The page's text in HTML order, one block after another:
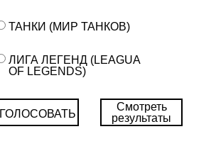
ТАНКИ (МИР ТАНКОВ)
ЛИГА ЛЕГЕНД (LEAGUA
OF LEGENDS)
ГОЛОСОВАТЬ
Смотреть
результаты